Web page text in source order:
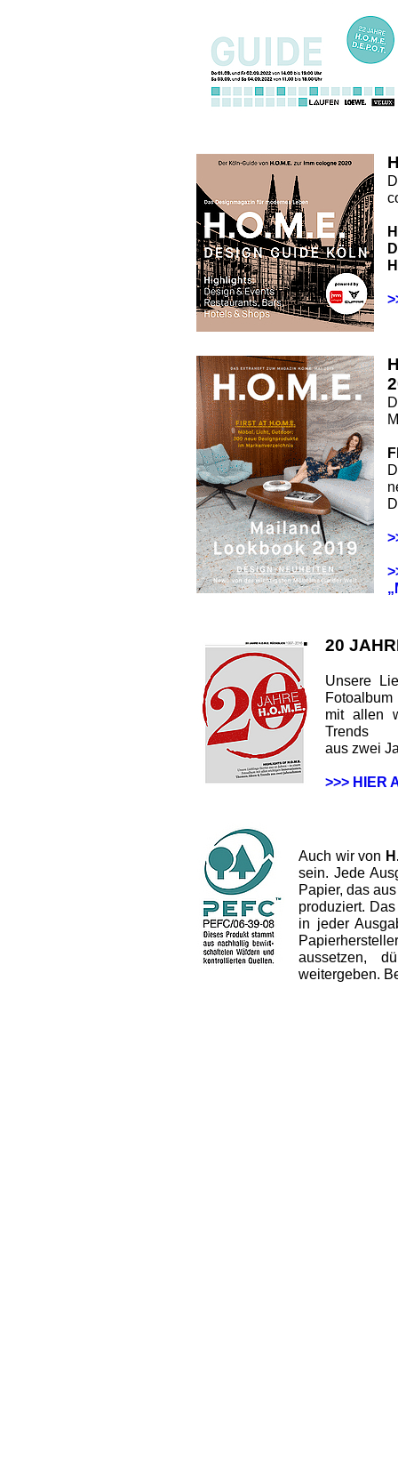
20
Unsere
Fotoalbum
mit allen
Trends
aus zwei
>>> HIER
Auch wir von
sein. Jede
Papier, das
produziert.
in jeder
aussetzen,
weitergeben.